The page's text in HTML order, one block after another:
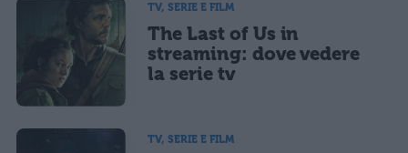
TV, SERIE E FILM
The Last of Us in
streaming: dove vedere
la serie tv
TV, SERIE E FILM